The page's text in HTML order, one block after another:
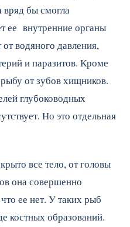
вряд бы смогла
ее внутренние органы
водяного давления,
и паразитов. Кроме
от зубов хищников.
глубоководных
Но это отдельная
все тело, от головы
она совершенно
ее нет. У таких рыб
костных образований.